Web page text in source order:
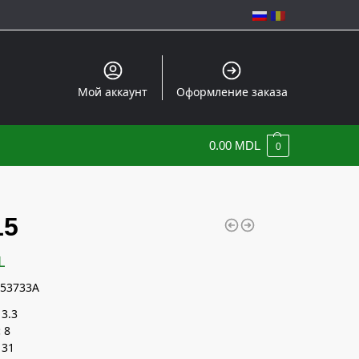
Мой аккаунт Оформление заказа
0.00 MDL 0
3.3
8
31